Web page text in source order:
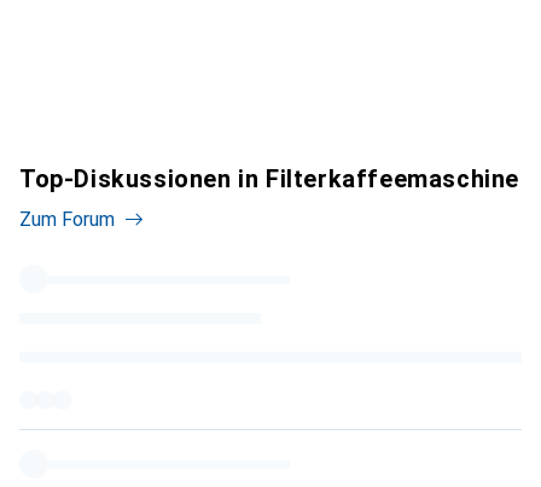
Top-Diskussionen in Filterkaffeemaschine
Zum Forum